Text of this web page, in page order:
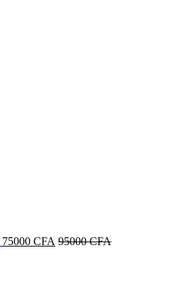
75000 CFA 95000CFA